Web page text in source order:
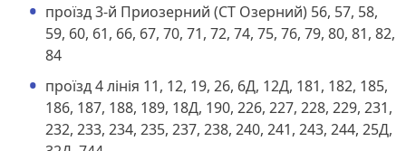
проїзд 3-й Приозерний (СТ Озерний) 56, 57, 58,
59, 60, 61, 66, 67, 70, 71, 72, 74, 75, 76, 79, 80, 81, 82,
84
проїзд 4 лінія 11, 12, 19, 26, 6Д, 12Д, 181, 182, 185,
186, 187, 188, 189, 18Д, 190, 226, 227, 228, 229, 231,
232, 233, 234, 235, 237, 238, 240, 241, 243, 244, 25Д,